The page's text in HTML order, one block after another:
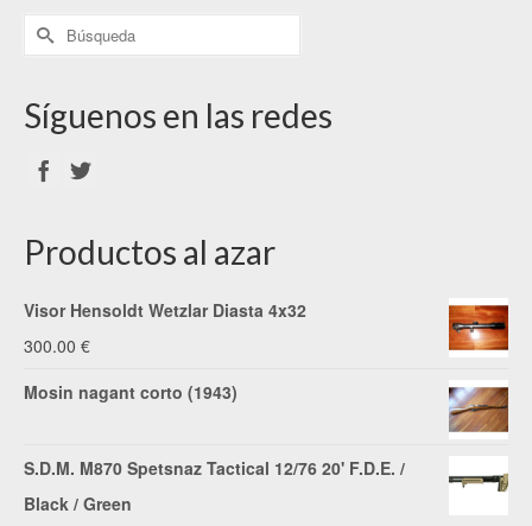
Síguenos en las redes
Productos al azar
Visor Hensoldt Wetzlar Diasta 4x32
300.00 €
Mosin nagant corto (1943)
S.D.M. M870 Spetsnaz Tactical 12/76 20' F.D.E. /
Black / Green